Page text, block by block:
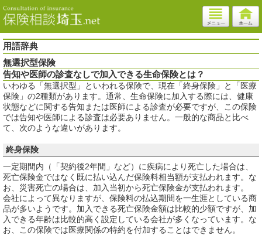
用語辞典
無選択型保険
告知や医師の診査なしで加入できる生命保険とは？
いわゆる「無選択型」といわれる保険で、現在「終身保険」と「医療
保険」の2種類があります。通常、生命保険に加入する際には、健康
状態などに関する告知または医師による診査が必要ですが、この保険
では告知や医師による診査は必要ありません。一般的な商品と比べ
て、次のような違いがあります。
終身保険
一定期間内（「契約後2年間」など）に疾病により死亡した場合は、
死亡保険金ではなく既に払い込んだ保険料相当額が支払われます。な
お、災害死亡の場合は、加入当初から死亡保険金が支払われます。
会社によって異なりますが、保険料の払込期間を一生涯としている商
品が多いようです。加入できる死亡保険金額は比較的少額ですが、加
入できる年齢は比較的高く設定している会社が多くなっています。な
お、この保険では医療関係の特約を付加することはできません。